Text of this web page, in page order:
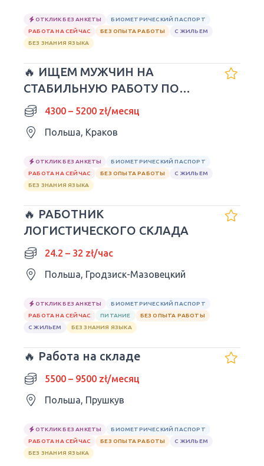
ОТКЛИК БЕЗ АНКЕТЫ
БИОМЕТРИЧЕСКИЙ ПАСПОРТ
РАБОТА НА СЕЙЧАС
БЕЗ ОПЫТА РАБОТЫ
С ЖИЛЬЕМ
БЕЗ ЗНАНИЯ ЯЗЫКА
🔥 ИЩЕМ МУЖЧИН НА
СТАБИЛЬНУЮ РАБОТУ ПО
UMOWA O PRACĘ! KRAKÓW
4300 – 5200 zł/месяц
Польша, Краков
ОТКЛИК БЕЗ АНКЕТЫ
БИОМЕТРИЧЕСКИЙ ПАСПОРТ
РАБОТА НА СЕЙЧАС
БЕЗ ОПЫТА РАБОТЫ
С ЖИЛЬЕМ
БЕЗ ЗНАНИЯ ЯЗЫКА
🔥 РАБОТНИК
ЛОГИСТИЧЕСКОГО СКЛАДА
24.2 – 32 zł/час
Польша, Гродзиск-Мазовецкий
ОТКЛИК БЕЗ АНКЕТЫ
БИОМЕТРИЧЕСКИЙ ПАСПОРТ
РАБОТА НА СЕЙЧАС
ПИТАНИЕ
БЕЗ ОПЫТА РАБОТЫ
С ЖИЛЬЕМ
БЕЗ ЗНАНИЯ ЯЗЫКА
🔥 Работа на складе
5500 – 9500 zł/месяц
Польша, Прушкув
ОТКЛИК БЕЗ АНКЕТЫ
БИОМЕТРИЧЕСКИЙ ПАСПОРТ
РАБОТА НА СЕЙЧАС
БЕЗ ОПЫТА РАБОТЫ
С ЖИЛЬЕМ
БЕЗ ЗНАНИЯ ЯЗЫКА